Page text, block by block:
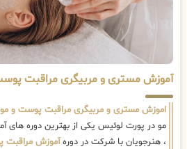
آموزش مستری و مربیگری مراقبت
اموزش مستری و مربیگری مراقبت پوست و مو
مو در پورت لوئیس یکی از بهترین دوره
، هنرجویان با شرکت در دورهآموزش مراقبت